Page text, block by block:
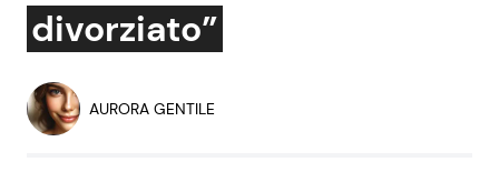
Dal Mondo
Economia
Persone Scomparse
divorziato”
AURORA GENTILE